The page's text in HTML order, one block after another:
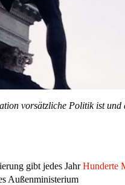
vorsätzliche Politik ist
gibt jedes JahrHunderte
Außenministerium